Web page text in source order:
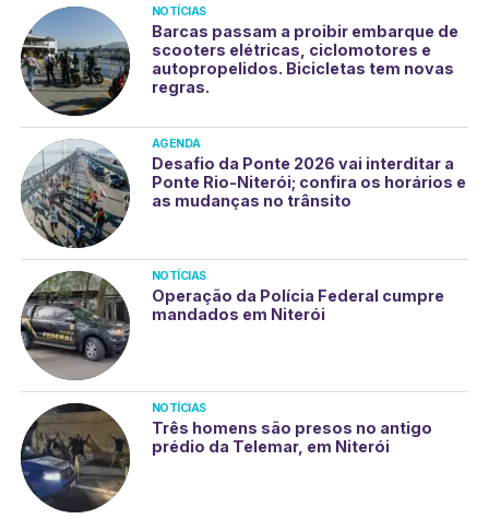
NOTÍCIAS
Barcas passam a proibir embarque de
scooters elétricas, ciclomotores e
autopropelidos. Bicicletas tem novas
regras.
AGENDA
Desafio da Ponte 2026 vai interditar a
Ponte Rio-Niterói; confira os horários e
as mudanças no trânsito
NOTÍCIAS
Operação da Polícia Federal cumpre
mandados em Niterói
NOTÍCIAS
Três homens são presos no antigo
prédio da Telemar, em Niterói